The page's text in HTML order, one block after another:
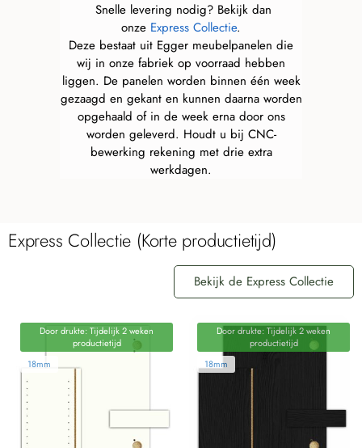
Snelle levering nodig? Bekijk dan
onze Express Collectie.
Deze bestaat uit Egger meubelpanelen die
wij in onze fabriek op voorraad hebben
liggen. De panelen worden binnen één week
gezaagd en gekant en kunnen daarna worden
opgehaald of in de week erna door ons
worden geleverd. Houdt u bij CNC-
bewerking rekening met drie extra
werkdagen.
Express Collectie (Korte productietijd)
Bekijk de Express Collectie
Door drukte: Tijdelijk 2 weken
productietijd
18mm
Door drukte: Tijdelijk 2 weken
productietijd
18mm